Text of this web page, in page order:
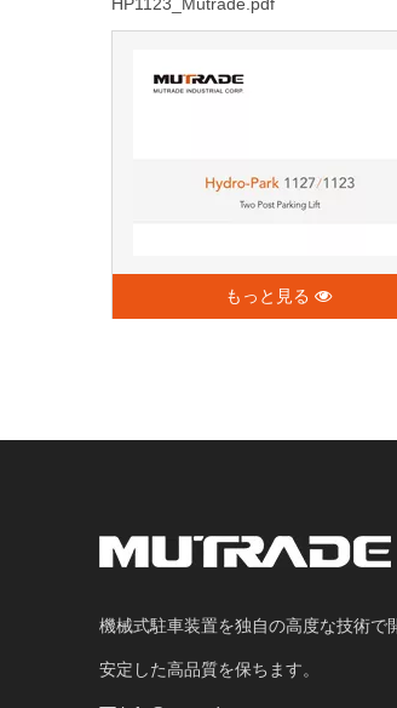
もっと見る
機械式駐車装置を独自の高度な技術で
安定した高品質を保ちます。